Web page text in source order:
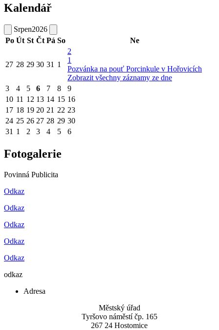
Kalendář
Srpen2026
Po Út St Čt Pá So Ne
27 28 29 30 31 1
2
1
Pozvánka na pouť Porcinkule v Hořovicích
Zobrazit všechny záznamy ze dne
3
4 5 6 7 8
9
10 11 12 13 14 15 16
17 18 19 20 21 22 23
24 25 26 27 28 29 30
31 1 2 3 4 5 6
Fotogalerie
Povinná Publicita
Odkaz
Odkaz
Odkaz
Odkaz
Odkaz
odkaz
Adresa
Městský úřad
Tyršovo náměstí čp. 165
267 24 Hostomice